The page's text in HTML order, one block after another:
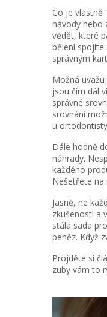
Co je vlastně
návody nebo
vědět, které
bělení spojíte
správným
Možná
jsou čím dál
správné
srovnání
u
Dále hodně
náhrady.
každého
Nešetřete na
Jasně, ne
zkušenosti a
stála sada
peněz. Když
Projděte si
zuby vám to